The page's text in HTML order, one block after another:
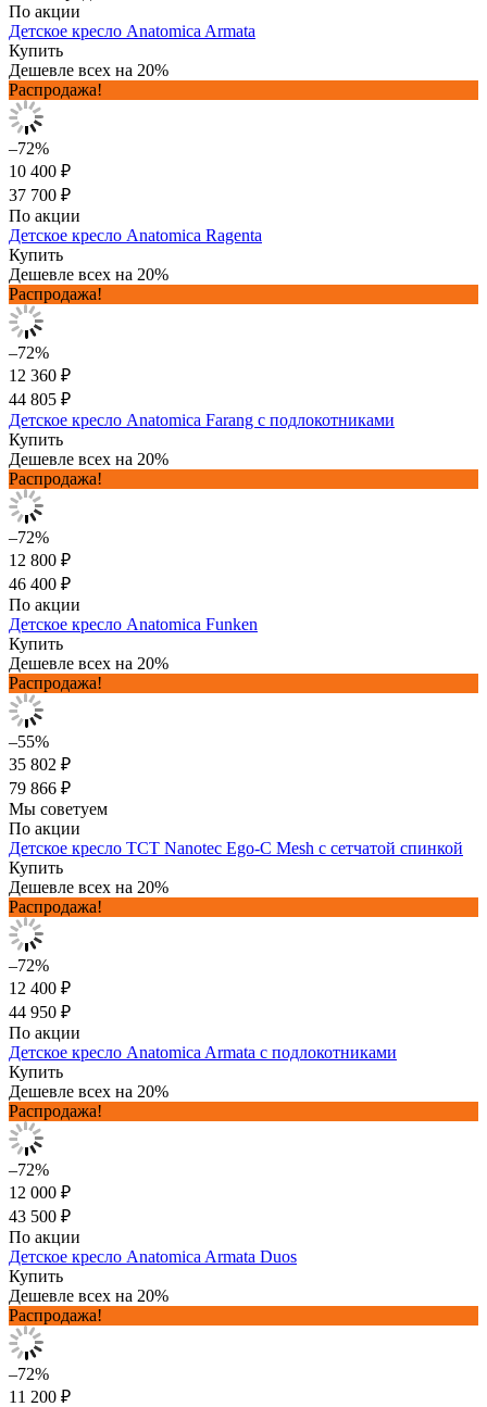
По акции
Детское кресло Anatomica Armata
Купить
Дешевле всех на 20%
Распродажа!
–72%
10 400 ₽
37 700 ₽
По акции
Детское кресло Anatomica Ragenta
Купить
Дешевле всех на 20%
Распродажа!
–72%
12 360 ₽
44 805 ₽
Детское кресло Anatomica Farang с подлокотниками
Купить
Дешевле всех на 20%
Распродажа!
–72%
12 800 ₽
46 400 ₽
По акции
Детское кресло Anatomica Funken
Купить
Дешевле всех на 20%
Распродажа!
–55%
35 802 ₽
79 866 ₽
Мы советуем
По акции
Детское кресло TCT Nanotec Ego-C Mesh с сетчатой спинкой
Купить
Дешевле всех на 20%
Распродажа!
–72%
12 400 ₽
44 950 ₽
По акции
Детское кресло Anatomica Armata с подлокотниками
Купить
Дешевле всех на 20%
Распродажа!
–72%
12 000 ₽
43 500 ₽
По акции
Детское кресло Anatomica Armata Duos
Купить
Дешевле всех на 20%
Распродажа!
–72%
11 200 ₽